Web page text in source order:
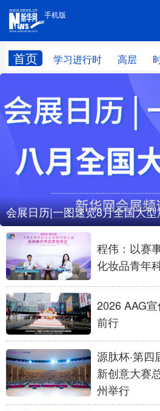
手机版
首页 学习进行时 高层
手机版
网站地图
国际 财经
科技 科创
书画
访谈 视频
法律 中央文件
食品 人居
学术中国 乡村振兴
城市 旅游
公益 一带一路
文化产业
会展日历|一图速览8月全国大
程伟：以赛
化妆品青年
2026 AAG
前行
源肽杯·第
新创意大赛
州举行